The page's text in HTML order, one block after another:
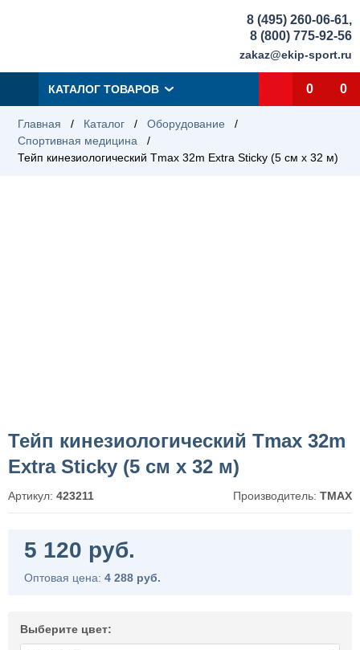
8 (495) 260-06-61,
8 (800) 775-92-56
zakaz@ekip-sport.ru
КАТАЛОГ ТОВАРОВ 0 0
Главная / Каталог / Оборудование
/
Спортивная медицина
/
Тейп кинезиологический Tmax 32m Extra Sticky (5 см x 32 м)
Тейп кинезиологический Tmax 32m
Extra Sticky (5 см x 32 м)
Артикул: 423211 Производитель: TMAX
5 120 руб.
Оптовая цена: 4 288 руб.
Выберите цвет: